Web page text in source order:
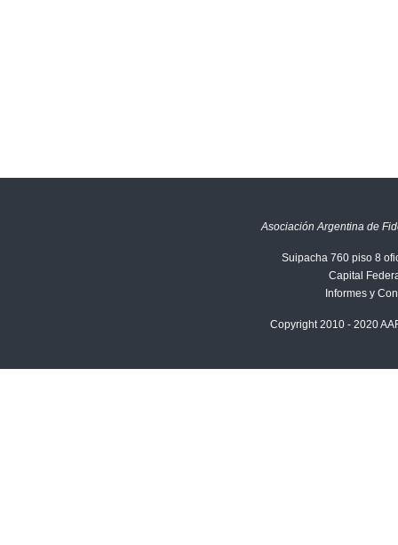
Asociación Argentina de
Suipacha 760 piso 8
Capital
Informes y
Copyright 2010 - 2020